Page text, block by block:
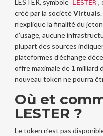
LESTER, symbole LESTER ,
créé par la sociétéVirtuals
n’explique la finalité du
d’usage, aucune
plupart des sources
plateformes d’échange
offre maximale de 1 milliard
nouveau token ne pourra
Où et
LESTER ?
Le token n’est pas